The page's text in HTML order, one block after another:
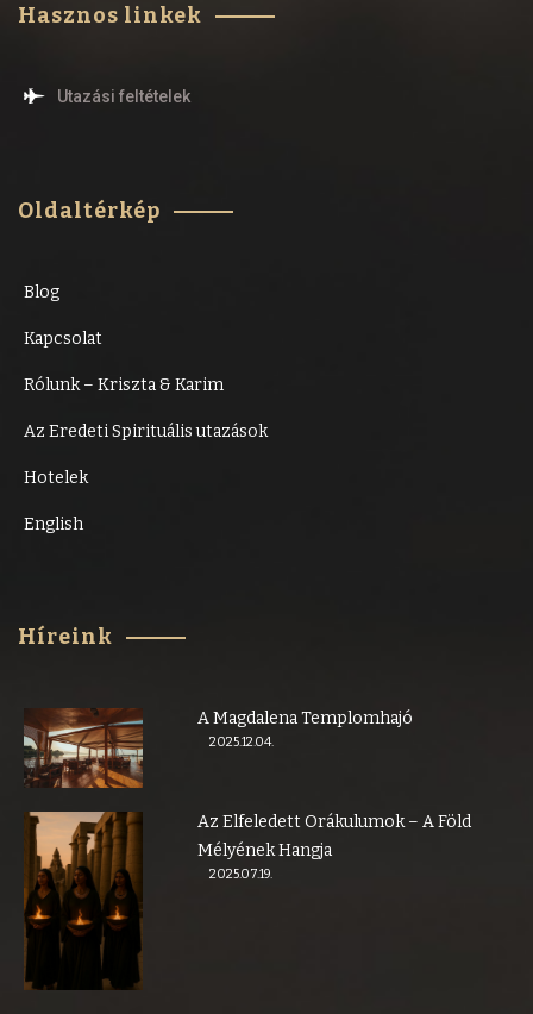
Hasznos linkek
Utazási feltételek
Oldaltérkép
Blog
Kapcsolat
Rólunk – Kriszta & Karim
Az Eredeti Spirituális utazások
Hotelek
English
Híreink
A Magdalena Templomhajó
2025.12.04.
Az Elfeledett Orákulumok – A Föld
Mélyének Hangja
2025.07.19.